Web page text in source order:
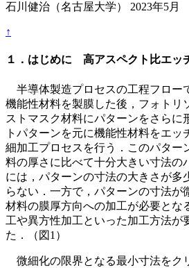
石川健治（名古屋大学） 2023年5月
↑
１．はじめに 高アスペクト比エッ
半導体製造プロセスの工程フロー
機能性材料を製膜した後，フォトリ
ストマスク材料にパターンをさらに
トパターンを元に機能性材料をエッ
細加工プロセスを行う．このパター
料の厚さに比べて十分大きい寸法の
には，パターンの寸法の大きさが多
らない．一方で，パターンの寸法が
材料の膜厚方向への加工が必要とな
工や異方性加工といった加工方法が
た．（図1）
微細化の限界となる最小寸法をク